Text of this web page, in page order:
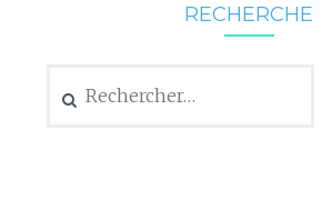
RECHERCHE